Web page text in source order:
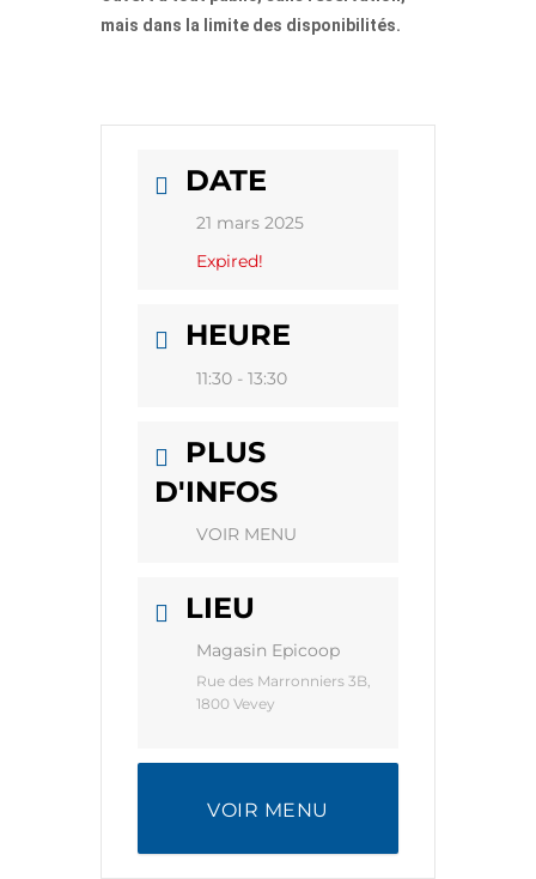
mais dans la limite des disponibilités.
DATE
21 mars 2025
Expired!
HEURE
11:30 - 13:30
PLUS
D'INFOS
VOIR MENU
LIEU
Magasin Epicoop
Rue des Marronniers 3B,
1800 Vevey
VOIR MENU